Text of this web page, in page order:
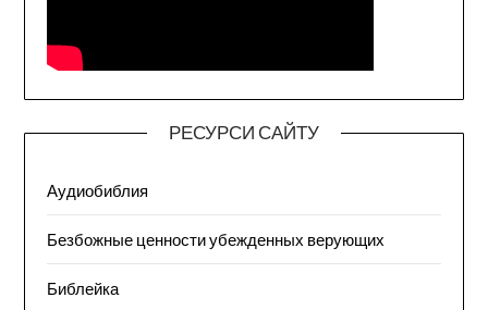
РЕСУРСИ САЙТУ
Аудиобиблия
Безбожные ценности убежденных верующих
Библейка